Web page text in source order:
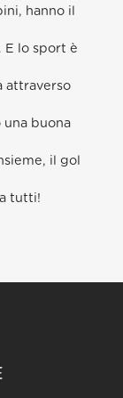
hanno il
E lo sport è
attraverso
buona
il gol
tutti!